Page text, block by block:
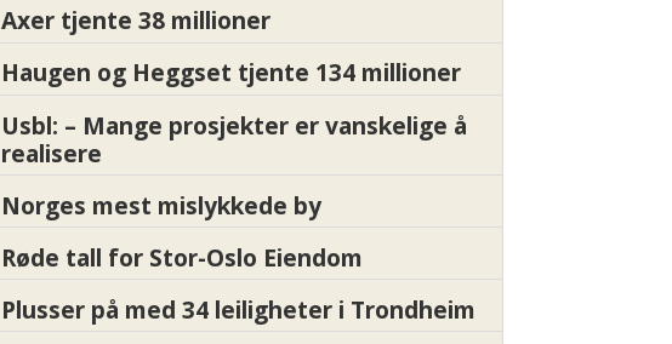
Axer tjente 38 millioner
Haugen og Heggset tjente 134 millioner
Usbl: – Mange prosjekter er vanskelige å
realisere
Norges mest mislykkede by
Røde tall for Stor-Oslo Eiendom
Plusser på med 34 leiligheter i Trondheim